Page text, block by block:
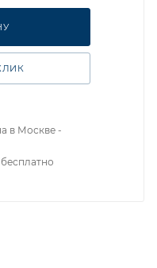
в Москве -